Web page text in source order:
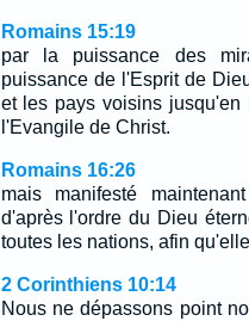
Romains 15:19
par la puissance des
puissance de l'Esprit de
et les pays voisins jusqu'en
l'Evangile de Christ.
Romains 16:26
mais manifesté
d'après l'ordre du Dieu
toutes les nations, afin
2 Corinthiens 10:14
Nous ne dépassons point